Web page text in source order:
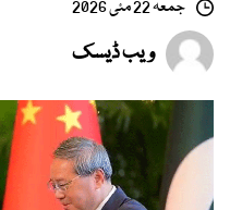
جمعہ 22 مئی 2026
ویب ڈیسک